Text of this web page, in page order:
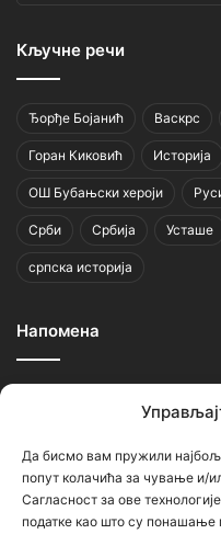
Да бисмо вам пружили
попут колачића за чување и/
Сагласност за ове
податке као што су
Кључне речи
Ђорђе Бојанић Васкрс
Горан Киковић Историја
ОШ Бубањски хероји
Срби Србија Усташе
српска историја
Напомена
преузети су са других
Уколико садрже нетачне
нечија ауторска права –
ради уклањања спорног